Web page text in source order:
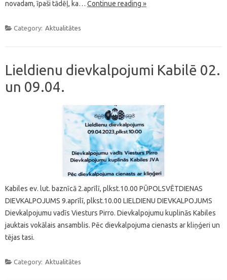
novadam, īpaši tādēļ, ka… Continue reading »
Category: Aktualitātes
Lieldienu dievkalpojumi Kabilē 02.
un 09.04.
Kabiles ev. lut. baznīcā 2.aprīlī, plkst.10.00 PŪPOLSVĒTDIENAS
DIEVKALPOJUMS 9.aprīlī, plkst.10.00 LIELDIENU DIEVKALPOJUMS
Dievkalpojumu vadīs Viesturs Pirro. Dievkalpojumu kuplinās Kabiles
jauktais vokālais ansamblis. Pēc dievkalpojuma cienasts ar kliņģeri un
tējas tasi.
Category: Aktualitātes